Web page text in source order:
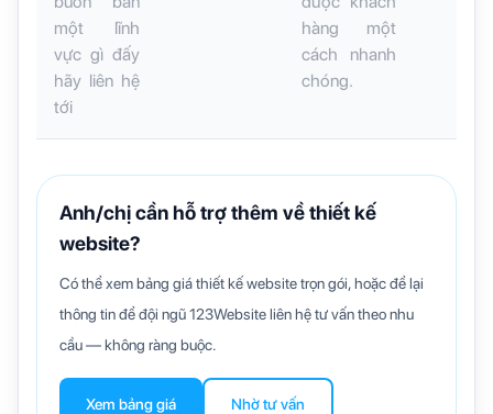
một lĩnh
vực gì đấy
hãy liên hệ
tới
hàng một
cách nhanh
chóng.
Anh/chị cần hỗ trợ thêm về thiết kế
website?
Có thể xem bảng giá thiết kế website trọn gói, hoặc để lại
thông tin để đội ngũ 123Website liên hệ tư vấn theo nhu
cầu — không ràng buộc.
Xem bảng giá Nhờ tư vấn